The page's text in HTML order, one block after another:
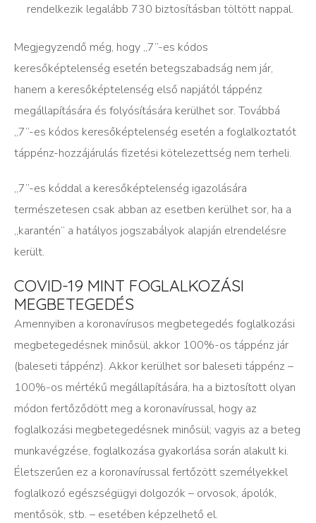
rendelkezik legalább 730 biztosításban töltött nappal.
Megjegyzendő még, hogy „7”-es kódos
keresőképtelenség esetén betegszabadság nem jár,
hanem a keresőképtelenség első napjától táppénz
megállapítására és folyósítására kerülhet sor. Továbbá
„7”-es kódos keresőképtelenség esetén a foglalkoztatót
táppénz-hozzájárulás fizetési kötelezettség nem terheli.
„7”-es kóddal a keresőképtelenség igazolására
természetesen csak abban az esetben kerülhet sor, ha a
„karantén” a hatályos jogszabályok alapján elrendelésre
került.
COVID-19 MINT FOGLALKOZÁSI
MEGBETEGEDÉS
Amennyiben a koronavírusos megbetegedés foglalkozási
megbetegedésnek minősül, akkor 100%-os táppénz jár
(baleseti táppénz). Akkor kerülhet sor baleseti táppénz –
100%-os mértékű megállapítására, ha a biztosított olyan
módon fertőződött meg a koronavírussal, hogy az
foglalkozási megbetegedésnek minősül; vagyis az a beteg
munkavégzése, foglalkozása gyakorlása során alakult ki.
Életszerűen ez a koronavírussal fertőzött személyekkel
foglalkozó egészségügyi dolgozók – orvosok, ápolók,
mentősök, stb. – esetében képzelhető el.